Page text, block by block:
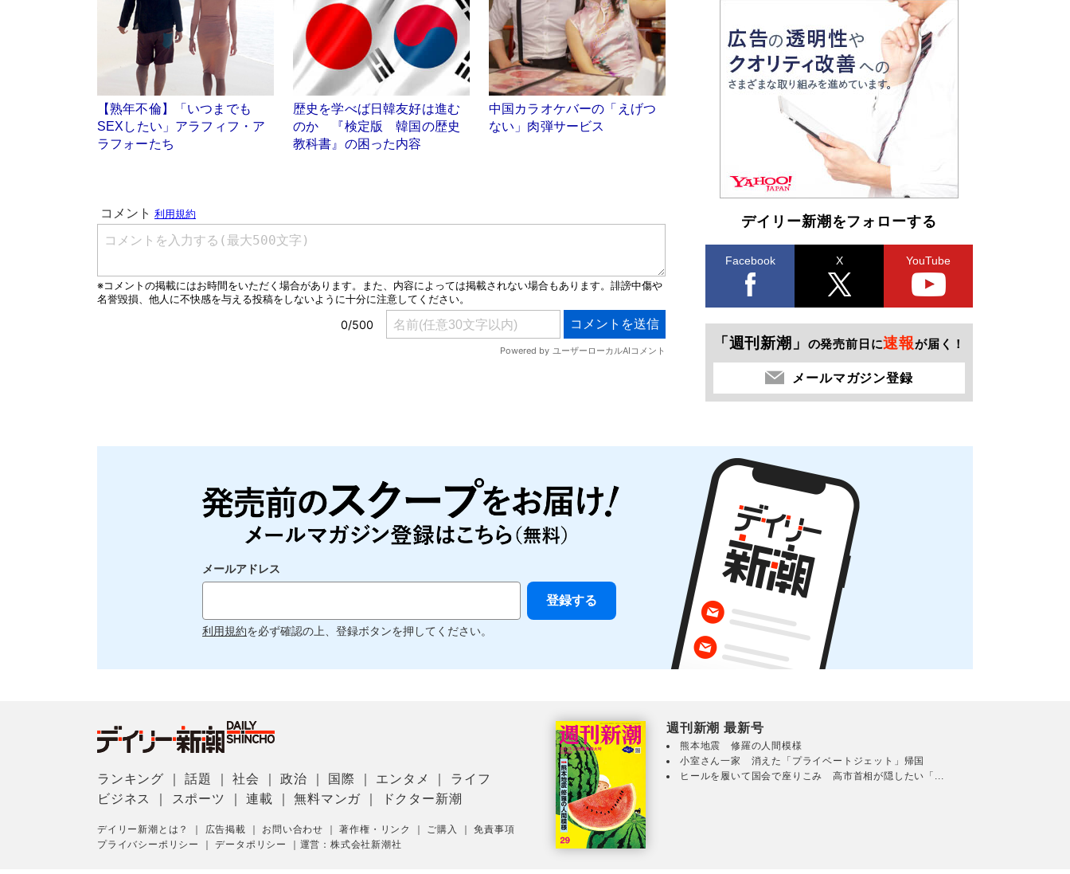
【熟年不倫】「いつまでも
SEXしたい」アラフィフ・ア
ラフォーたち
歴史を学べば日韓友好は進む
のか 『検定版 韓国の歴史
教科書』の困った内容
中国カラオケバーの「えげつ
ない」肉弾サービス
デイリー新潮をフォローする
Facebook X YouTube
「週刊新潮」 の発売前日に速報が届く！
メールマガジン登録
メールアドレス
利用規約を必ず確認の上、登録ボタンを押してください。
ランキング ｜話題 ｜社会 ｜政治 国際 エンタメ
ライフ
ビジネス
スポーツ ｜連載 ｜無料マンガ ドクター新潮
デイリー新潮とは？ 広告掲載 お問い合わせ ｜著作権・リンク ご購入 ｜免責事項
プライバシーポリシー
｜データポリシー 運営：株式会社新潮社
週刊新潮 最新号
熊本地震 修羅の人間模様
小室さん一家 消えた「プライベートジェット」帰国
ヒールを履いて国会で座りこみ 高市首相が隠したい「...